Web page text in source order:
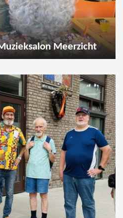
Meerzicht